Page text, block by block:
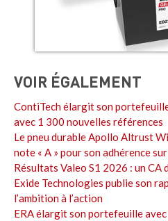
VOIR ÉGALEMENT
ContiTech élargit son
avec 1 300 nouvelles références
Le pneu durable Apollo Altrust
note « A » pour son adhérence
Résultats Valeo S1 2026 : un CA
Exide Technologies publie son
l’ambition à l’action
ERA élargit son portefeuille avec